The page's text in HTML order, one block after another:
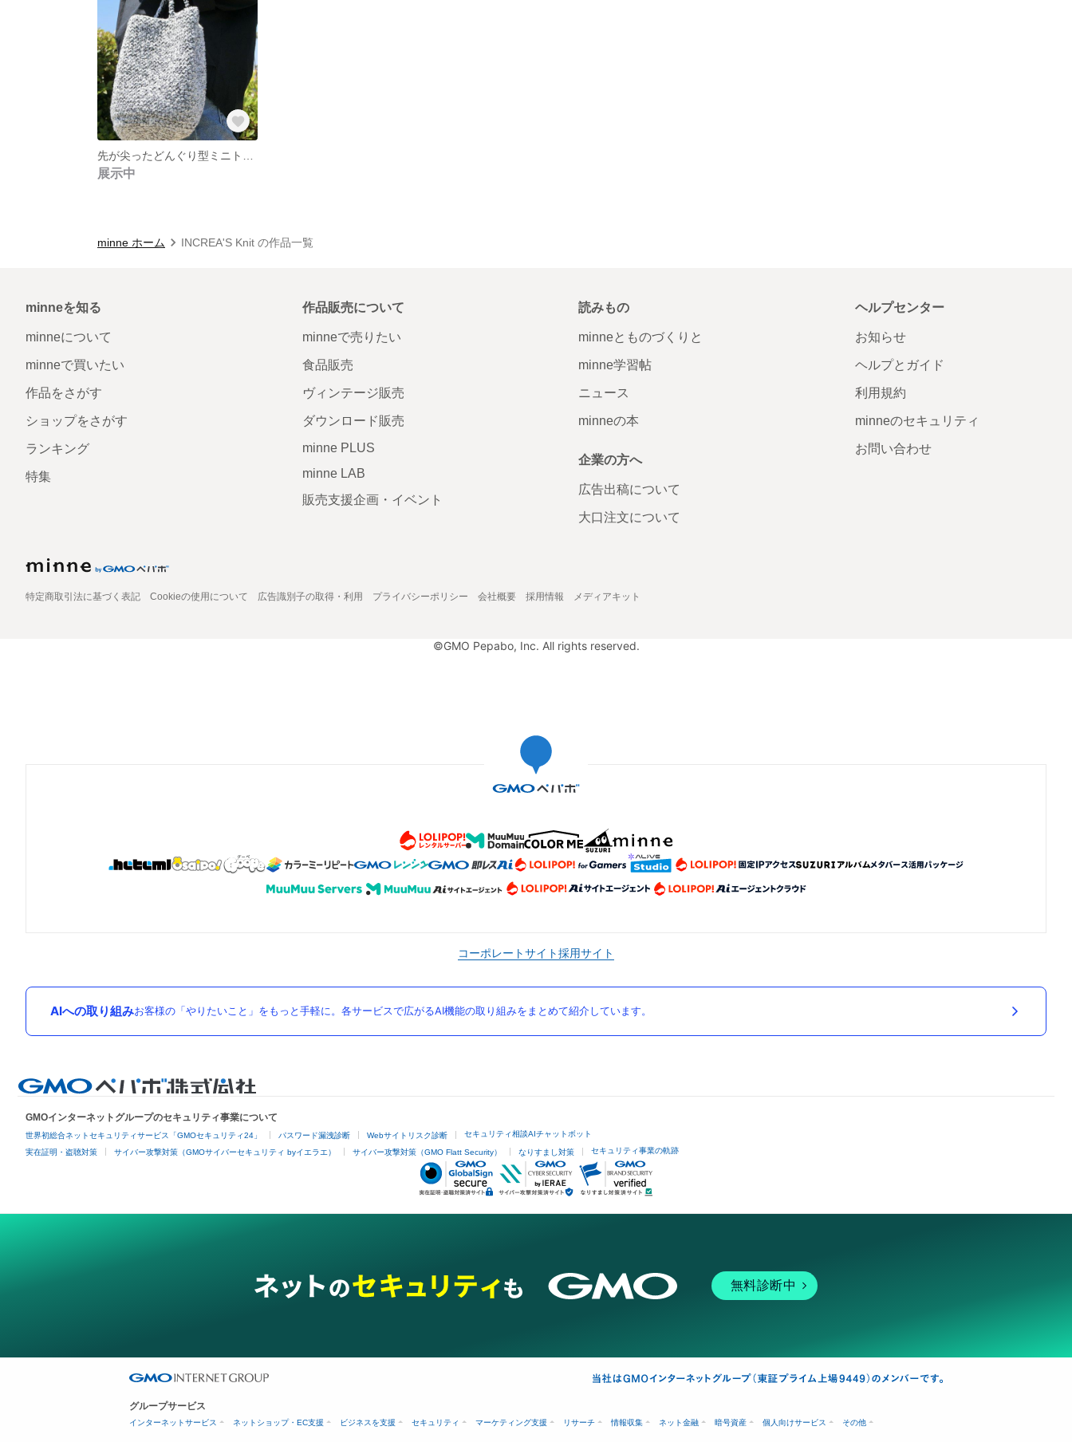
展示中
minne ホーム INCREA'S Knit の作品一覧
minneを知る
minneについて
minneで買いたい
作品をさがす
ショップをさがす
ランキング
特集
作品販売について
minneで売りたい
食品販売
ヴィンテージ販売
ダウンロード販売
minne PLUS
minne LAB
販売支援企画・イベント
読みもの
minneとものづくりと
minne学習帖
ニュース
minneの本
企業の方へ
広告出稿について
大口注文について
ヘルプセンター
お知らせ
ヘルプとガイド
利用規約
minneのセキュリティ
お問い合わせ
特定商取引法に基づく表記 Cookieの使用について 広告識別子の取得・利用 プライバシーポリシー 会社概要 採用情報 メディアキット
©GMO Pepabo, Inc. All rights reserved.
コーポレートサイト採用サイト
AIへの取り組みお客様の「やりたいこと」をもっと手軽に。各サービスで広がるAI機能の取り組みをまとめて紹介しています。
GMOインターネットグループのセキュリティ事業について
世界初総合ネットセキュリティサービス「GMOセキュリティ24」 パスワード漏洩診断 Webサイトリスク診断 セキュリティ相談AIチャットボット
実在証明・盗聴対策 サイバー攻撃対策（GMOサイバーセキュリティ byイエラエ） サイバー攻撃対策（GMO Flatt Security） なりすまし対策 セキュリティ事業の軌跡
無料診断中
グループサービス
インターネットサービス ネットショップ・EC支援 ビジネスを支援 セキュリティ マーケティング支援 リサーチ 情報収集 ネット金融 暗号資産 個人向けサービス その他